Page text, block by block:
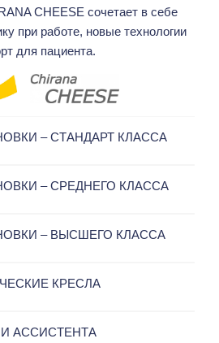
CHEESE сочетает в себе
при работе, новые технологии
для пациента.
– СТАНДАРТ КЛАССА
– СРЕДНЕГО КЛАССА
– ВЫСШЕГО КЛАССА
КРЕСЛА
АССИСТЕНТА